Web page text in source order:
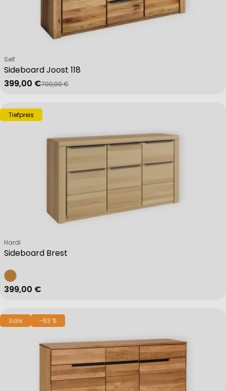
Sideboard Joost 118
Verkäufer:
Self
Verkaufspreis
399,00 €
Regulärer Preis
700,00 €
Tiefpreis
Sideboard Brest
Verkäufer:
Hardi
Regulärer Preis
399,00 €
Sale -63 %